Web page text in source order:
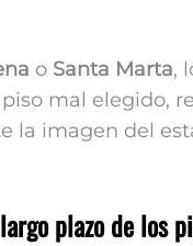
o Santa Marta,
mal elegido,
la imagen del
plazo de los